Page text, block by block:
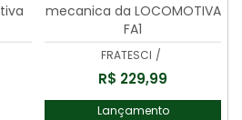
mecanica da LOCOMOTIVA
FA1
FRATESCI /
R$ 229,99
Lançamento